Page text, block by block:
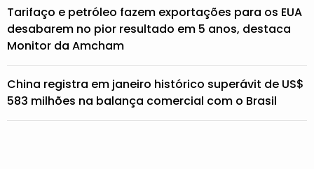
Tarifaço e petróleo fazem exportações para os EUA
desabarem no pior resultado em 5 anos, destaca
Monitor da Amcham
China registra em janeiro histórico superávit de US$
583 milhões na balança comercial com o Brasil